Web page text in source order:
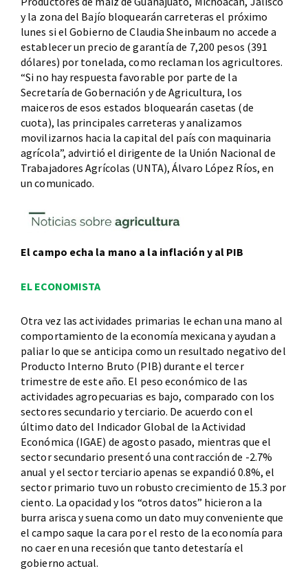
y la zona del Bajío bloquearán carreteras el próximo
lunes si el Gobierno de Claudia Sheinbaum no accede a
establecer un precio de garantía de 7,200 pesos (391
dólares) por tonelada, como reclaman los agricultores.
“Si no hay respuesta favorable por parte de la
Secretaría de Gobernación y de Agricultura, los
maiceros de esos estados bloquearán casetas (de
cuota), las principales carreteras y analizamos
movilizarnos hacia la capital del país con maquinaria
agrícola”, advirtió el dirigente de la Unión Nacional de
Trabajadores Agrícolas (UNTA), Álvaro López Ríos, en
un comunicado.
El campo echa la mano a la inflación y al PIB
EL ECONOMISTA
Otra vez las actividades primarias le echan una mano al
comportamiento de la economía mexicana y ayudan a
paliar lo que se anticipa como un resultado negativo del
Producto Interno Bruto (PIB) durante el tercer
trimestre de este año. El peso económico de las
actividades agropecuarias es bajo, comparado con los
sectores secundario y terciario. De acuerdo con el
último dato del Indicador Global de la Actividad
Económica (IGAE) de agosto pasado, mientras que el
sector secundario presentó una contracción de -2.7%
anual y el sector terciario apenas se expandió 0.8%, el
sector primario tuvo un robusto crecimiento de 15.3 por
ciento. La opacidad y los “otros datos” hicieron a la
burra arisca y suena como un dato muy conveniente que
el campo saque la cara por el resto de la economía para
no caer en una recesión que tanto detestaría el
gobierno actual.